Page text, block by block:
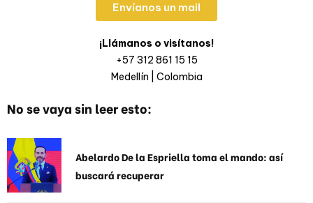
Envíanos un mail
¡Llámanos o visítanos!
+57 312 861 15 15
Medellín | Colombia
No se vaya sin leer esto:
Abelardo De la Espriella toma el mando: así
buscará recuperar